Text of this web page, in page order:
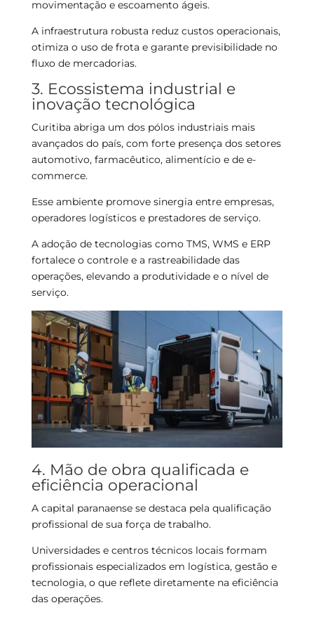
movimentação e escoamento ágeis.
A infraestrutura robusta reduz custos operacionais,
otimiza o uso de frota e garante previsibilidade no
fluxo de mercadorias.
3. Ecossistema industrial e
inovação tecnológica
Curitiba abriga um dos pólos industriais mais
avançados do país, com forte presença dos setores
automotivo, farmacêutico, alimentício e de e-
commerce.
Esse ambiente promove sinergia entre empresas,
operadores logísticos e prestadores de serviço.
A adoção de tecnologias como TMS, WMS e ERP
fortalece o controle e a rastreabilidade das
operações, elevando a produtividade e o nível de
serviço.
4. Mão de obra qualificada e
eficiência operacional
A capital paranaense se destaca pela qualificação
profissional de sua força de trabalho.
Universidades e centros técnicos locais formam
profissionais especializados em logística, gestão e
tecnologia, o que reflete diretamente na eficiência
das operações.